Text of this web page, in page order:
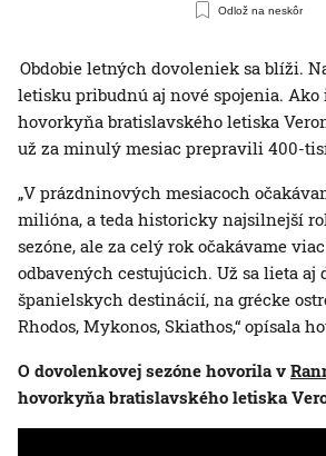
Odlož na neskôr
Obdobie letných dovoleniek sa blíži.
letisku pribudnú aj nové spojenia.
hovorkyňa bratislavského letiska
už za minulý mesiac prepravili 400-
„V prázdninových mesiacoch
milióna, a teda historicky najsilnejší
sezóne, ale za celý rok očakávame
odbavených cestujúcich. Už sa lieta aj
španielskych destinácií, na grécke
Rhodos, Mykonos, Skiathos,“ opísala
O dovolenkovej sezóne hovorila v
hovorkyňa bratislavského letiska